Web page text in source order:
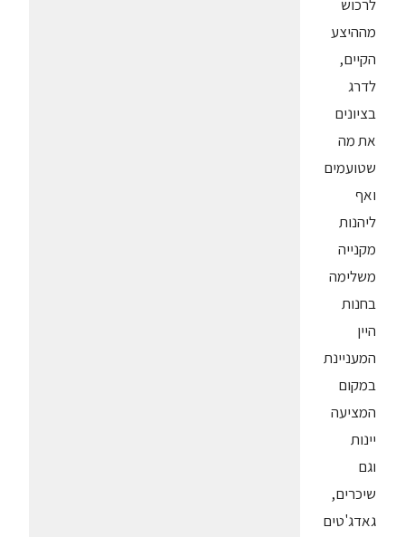
לרכוש
מההיצע
הקיים,
לדרג
בציונים
את מה
שטועמים
ואף
ליהנות
מקנייה
משלימה
בחנות
היין
המעניינת
במקום
המציעה
יינות
וגם
שיכרים,
גאדג'טים